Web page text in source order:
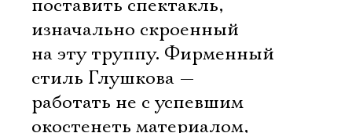
поставить спектакль,
изначально скроенный
на эту труппу. Фирменный
стиль Глушкова —
работать не с успевшим
окостенеть материалом,